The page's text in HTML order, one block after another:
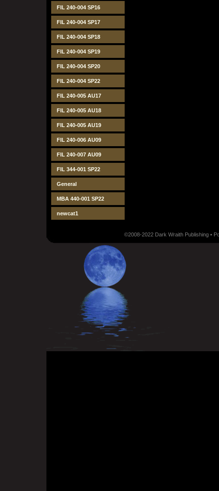
FIL 240-004 SP16
FIL 240-004 SP17
FIL 240-004 SP18
FIL 240-004 SP19
FIL 240-004 SP20
FIL 240-004 SP22
FIL 240-005 AU17
FIL 240-005 AU18
FIL 240-005 AU19
FIL 240-006 AU09
FIL 240-007 AU09
FIL 344-001 SP22
General
MBA 440-001 SP22
newcat1
©2008-2022 Dark Wraith Publishing •